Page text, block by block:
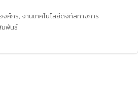
งค์กร, งานเทคโนโลยีดิจิทัลทางการ
มพันธ์